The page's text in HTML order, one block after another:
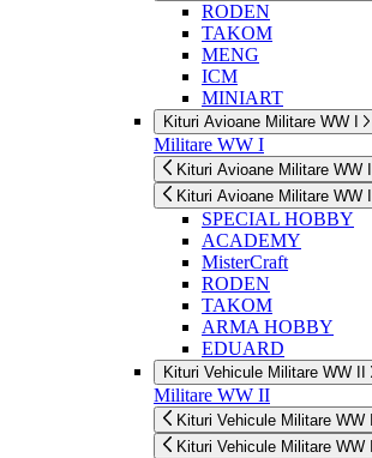
RODEN
TAKOM
MENG
ICM
MINIART
Kituri Avioane Militare WW I
Militare WW I
Kituri Avioane Militare WW I
Kituri Avioane Militare WW I
SPECIAL HOBBY
ACADEMY
MisterCraft
RODEN
TAKOM
ARMA HOBBY
EDUARD
Kituri Vehicule Militare WW II
Militare WW II
Kituri Vehicule Militare WW II
Kituri Vehicule Militare WW II